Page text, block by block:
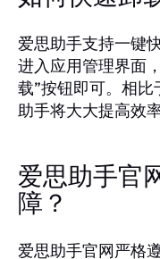
爱思助手支持一键
进入应用管理界面
载”按钮即可。相
助手将大大提高效率
爱思助手官
障？
爱思助手官网严格